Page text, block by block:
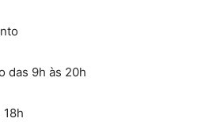
das 9h às 20h
18h